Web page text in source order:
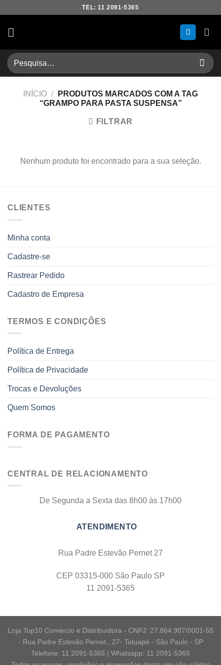
content
TEL: 11 2091-5365
Pesquisar
por:
INÍCIO /
PRODUTOS MARCADOS COM A TAG
“GRAMPO PARA PASTA SUSPENSA”
FILTRAR
Nenhum produto foi encontrado para a sua seleção.
CLIENTES
Minha conta
Cadastre-se
Rastrear Pedido
Cadastro de Empresa
TERMOS E CONDIÇÕES
Política de Entrega
Política de Privacidade
Trocas e Devoluções
Quem Somos
FORMA DE PAGAMENTO
CENTRAL DE RELACIONAMENTO
De Segunda a Sexta das 8h00 às 17h00
Rua Padre Estevão Pernet 27
CEP 03315-000 São Paulo SP
11 2091-5365
Loja Top10 Comércio e Distribuidora - CNPJ: 27.864.907/0001-55
- Rua Padre Estevão Pernet , 27- Tatuapé - São Paulo - SP
Telefone: 11 2091-5365 | Whatsapp: 11 2091-5365